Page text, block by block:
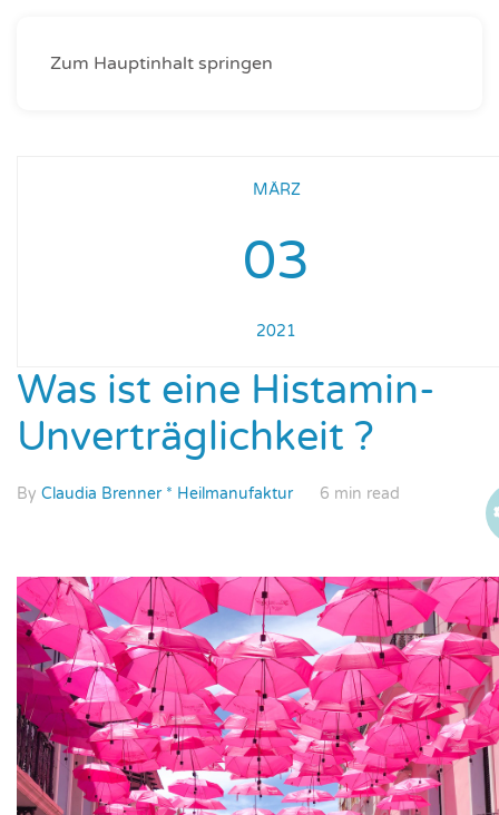
Zum Hauptinhalt springen
MÄRZ
03
2021
Was ist eine Histamin-
Unverträglichkeit ?
By Claudia Brenner * Heilmanufaktur 6 min read